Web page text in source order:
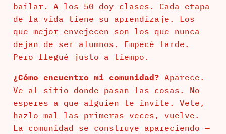
bailar. A los 50 doy clases. Cada etapa
de la vida tiene su aprendizaje. Los
que mejor envejecen son los que nunca
dejan de ser alumnos. Empecé tarde.
Pero llegué justo a tiempo.
¿Cómo encuentro mi comunidad? Aparece.
Ve al sitio donde pasan las cosas. No
esperes a que alguien te invite. Vete,
hazlo mal las primeras veces, vuelve.
La comunidad se construye apareciendo —